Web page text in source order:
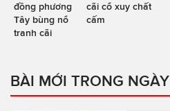
đồng phương
Tây bùng nổ
tranh cãi
cãi cổ xuy chất
cấm
BÀI MỚI TRONG NGÀY